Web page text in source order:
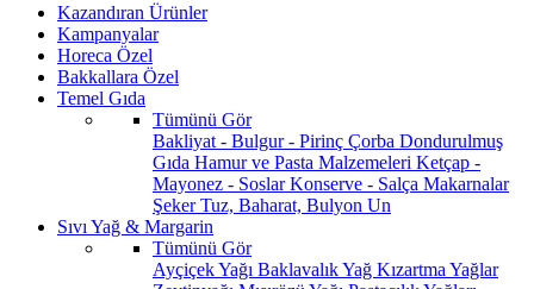
Kazandıran Ürünler
Kampanyalar
Horeca Özel
Bakkallara Özel
Temel Gıda
Tümünü Gör
Bakliyat - Bulgur - Pirinç Çorba Dondurulmuş
Gıda Hamur ve Pasta Malzemeleri Ketçap -
Mayonez - SoslarKonserve - Salça Makarnalar
ŞekerTuz, Baharat, Bulyon Un
Sıvı Yağ & Margarin
Tümünü Gör
Ayçiçek Yağı Baklavalık Yağ Kızartma Yağlar